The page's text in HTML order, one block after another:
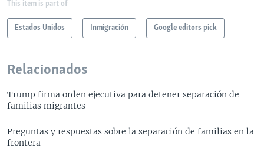
This item is part of
Estados Unidos Inmigración Google editors pick
Relacionados
Trump firma orden ejecutiva para detener separación de
familias migrantes
Preguntas y respuestas sobre la separación de familias en la
frontera